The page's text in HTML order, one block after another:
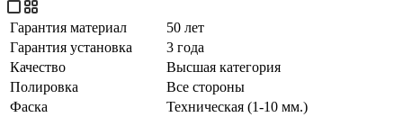
Гарантия материал
50 лет
Гарантия установка
3 года
Качество
Высшая категория
Полировка
Все стороны
Фаска
Техническая (1-10 мм.)